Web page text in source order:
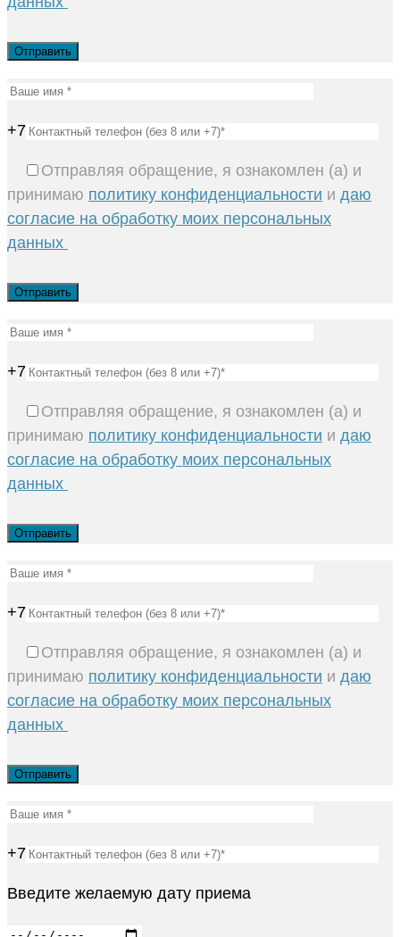
+7
Отправляя обращение, я ознакомлен (а) и
принимаю политику конфиденциальности и даю
согласие на обработку моих персональных
данных
+7
Отправляя обращение, я ознакомлен (а) и
принимаю политику конфиденциальности и даю
согласие на обработку моих персональных
данных
+7
Отправляя обращение, я ознакомлен (а) и
принимаю политику конфиденциальности и даю
согласие на обработку моих персональных
данных
+7
Введите желаемую дату приема